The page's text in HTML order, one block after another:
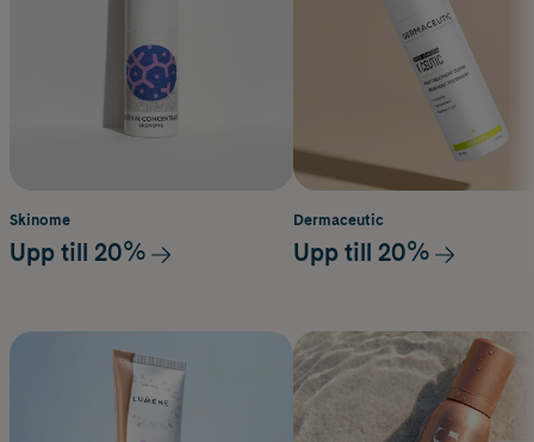
Skinome
Upp till 20%
Dermaceutic
Upp till 20%